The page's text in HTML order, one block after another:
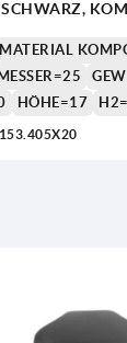
MATERIAL
HÖHE=17